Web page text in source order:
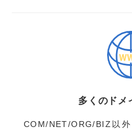
多くのドメ
COM/NET/ORG/BIZ以